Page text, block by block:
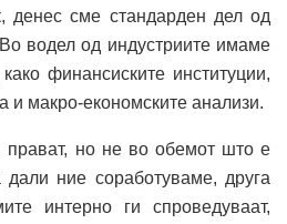
денес сме стандарден дел од
водел од индустриите имаме
финансиските институции,
и макро-економските анализи.
прават, но не во обемот што е
дали ние соработуваме, друга
интерно ги спроведуваат,